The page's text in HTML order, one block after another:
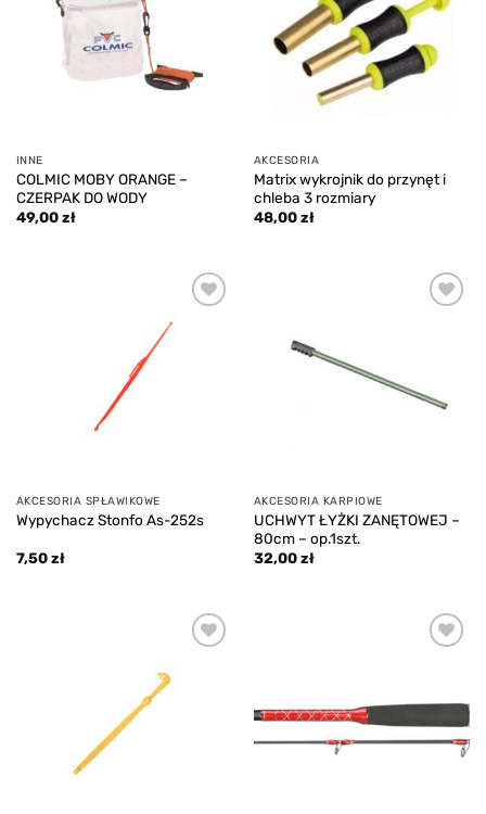
INNE
COLMIC MOBY ORANGE –
CZERPAK DO WODY
49,00zł
AKCESORIA
Matrix wykrojnik do przynęt i
chleba 3 rozmiary
48,00zł
AKCESORIA SPŁAWIKOWE
Wypychacz Stonfo As-252s
7,50zł
AKCESORIA KARPIOWE
UCHWYT ŁYŻKI ZANĘTOWEJ –
80cm – op.1szt.
32,00zł